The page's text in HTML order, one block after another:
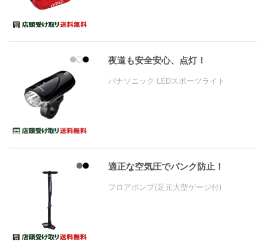
夜道も安全安心、点灯！
パナソニック LEDスポーツライト
適正な空気圧でパンク防止！
フロアポンプ(足元大型ゲージ付)